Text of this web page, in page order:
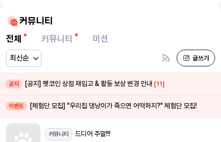
커뮤니티
전체
커뮤니티 미션
공지 [공지] 펫코인 상점 재입고 & 활동 보상 변경 안내 [11]
이벤트 [체험단 모집] "우리집 댕냥이가 죽으면 어떡하지?" 체험단 모집!
커뮤니티 드디어 주말!!!